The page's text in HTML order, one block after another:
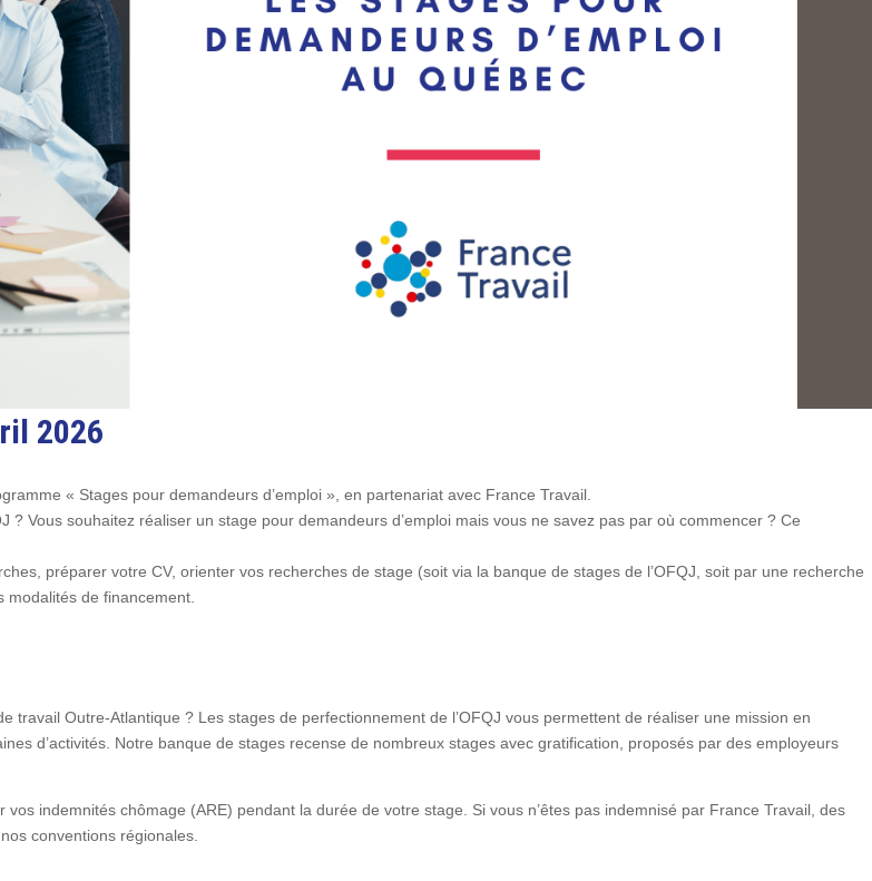
2026
« Stages pour demandeurs d’emploi », en partenariat avec France Travail.
? Vous souhaitez réaliser un stage pour demandeurs d’emploi mais vous ne savez pas par où commencer ? Ce
préparer votre CV, orienter vos recherches de stage (soit via la banque de stages de l’OFQJ, soit par une recherche
de financement.
Outre-Atlantique ? Les stages de perfectionnement de l’OFQJ vous permettent de réaliser une mission en
d’activités. Notre banque de stages recense de nombreux stages avec gratification, proposés par des employeurs
indemnités chômage (ARE) pendant la durée de votre stage. Si vous n’êtes pas indemnisé par France Travail, des
conventions régionales.